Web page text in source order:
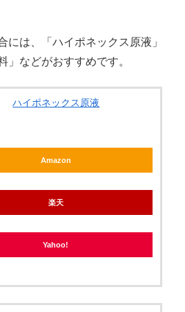
には、「ハイポネックス原液」
」などがおすすめです。
ハイポネックス原液
Amazon
楽天
Yahoo!